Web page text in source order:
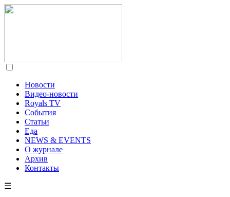
Новости
Видео-новости
Royals TV
События
Статьи
Еда
NEWS & EVENTS
О журнале
Архив
Контакты
☰